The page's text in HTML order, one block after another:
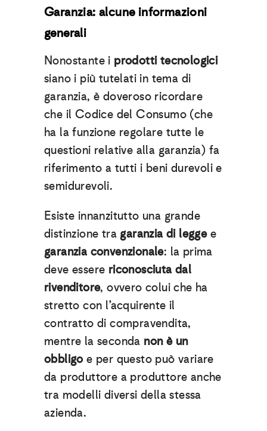
Garanzia: alcune informazioni
generali
Nonostante i prodotti tecnologici
siano i più tutelati in tema di
garanzia, è doveroso ricordare
che il Codice del Consumo (che
ha la funzione regolare tutte le
questioni relative alla garanzia) fa
riferimento a tutti i beni durevoli e
semidurevoli.
Esiste innanzitutto una grande
distinzione tragaranzia di leggee
garanzia convenzionale: la prima
deve essere riconosciuta dal
rivenditore, ovvero colui che ha
stretto con l’acquirente il
contratto di compravendita,
mentre la seconda non è un
obbligoe per questo può variare
da produttore a produttore anche
tra modelli diversi della stessa
azienda.